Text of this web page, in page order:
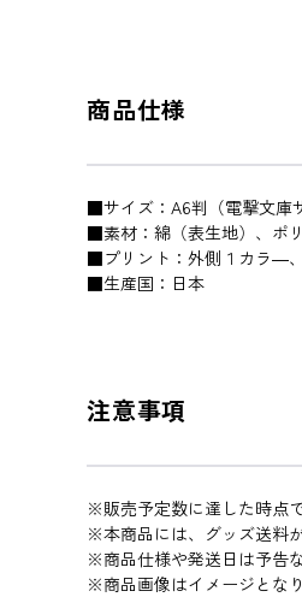
商品仕様
■サイズ：A6判（電撃文庫
■素材：綿（表生地）、ポ
■プリント：外側１カラ―
■生産国：日本
注意事項
※販売予定数に達した時点
※本商品には、グッズ送料
※商品仕様や発送日は予告
※商品画像はイメージとな